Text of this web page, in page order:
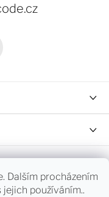
Dalším procházením
používáním..